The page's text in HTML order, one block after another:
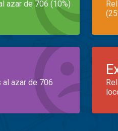
azar de 706 (10%)
al azar de 706